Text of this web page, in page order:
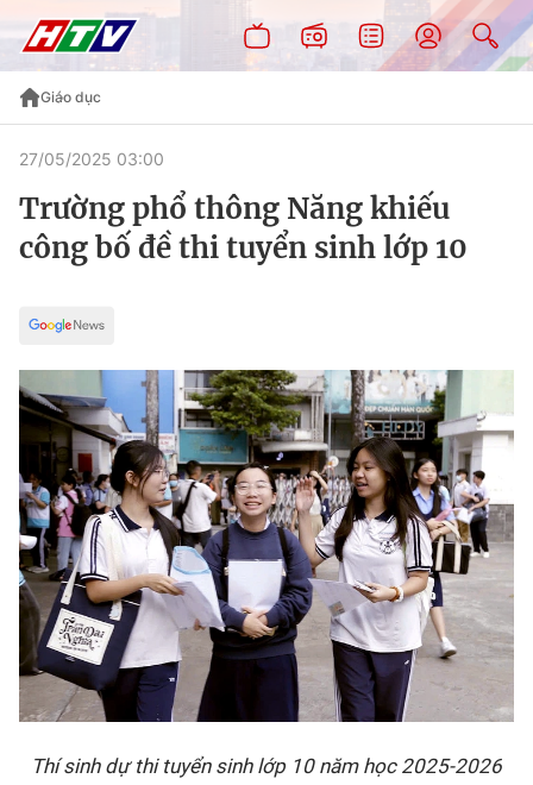
Giáo dục
27/05/2025 03:00
Trường phổ thông Năng khiếu
công bố đề thi tuyển sinh lớp 10
Thí sinh dự thi tuyển sinh lớp 10 năm học 2025-2026